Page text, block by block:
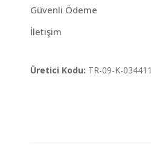
Güvenli Ödeme
İletişim
Üretici Kodu: TR-09-K-034411